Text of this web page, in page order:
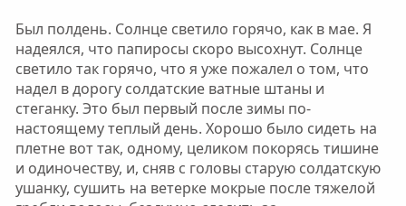
Был полдень. Солнце светило горячо, как в мае. Я
надеялся, что папиросы скоро высохнут. Солнце
светило так горячо, что я уже пожалел о том, что
надел в дорогу солдатские ватные штаны и
стеганку. Это был первый после зимы по-
настоящему теплый день. Хорошо было сидеть на
плетне вот так, одному, целиком покорясь тишине
и одиночеству, и, сняв с головы старую солдатскую
ушанку, сушить на ветерке мокрые после тяжелой